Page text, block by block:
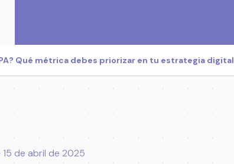
Qué métrica debes priorizar en tu estrategia digital
15 de abril de 2025